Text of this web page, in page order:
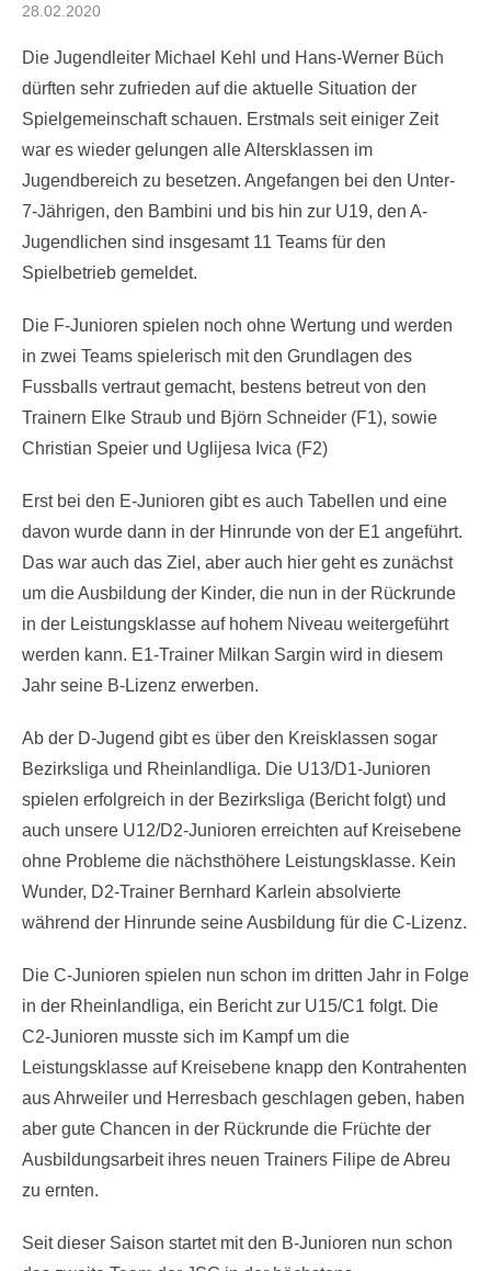
Posted
28.02.2020
Die Jugendleiter Michael Kehl und Hans-Werner Büch
dürften sehr zufrieden auf die aktuelle Situation der
Spielgemeinschaft schauen. Erstmals seit einiger Zeit
war es wieder gelungen alle Altersklassen im
Jugendbereich zu besetzen. Angefangen bei den Unter-
7-Jährigen, den Bambini und bis hin zur U19, den A-
Jugendlichen sind insgesamt 11 Teams für den
Spielbetrieb gemeldet.
Die F-Junioren spielen noch ohne Wertung und werden
in zwei Teams spielerisch mit den Grundlagen des
Fussballs vertraut gemacht, bestens betreut von den
Trainern Elke Straub und Björn Schneider (F1), sowie
Christian Speier und Uglijesa Ivica (F2)
Erst bei den E-Junioren gibt es auch Tabellen und eine
davon wurde dann in der Hinrunde von der E1 angeführt.
Das war auch das Ziel, aber auch hier geht es zunächst
um die Ausbildung der Kinder, die nun in der Rückrunde
in der Leistungsklasse auf hohem Niveau weitergeführt
werden kann. E1-Trainer Milkan Sargin wird in diesem
Jahr seine B-Lizenz erwerben.
Ab der D-Jugend gibt es über den Kreisklassen sogar
Bezirksliga und Rheinlandliga. Die U13/D1-Junioren
spielen erfolgreich in der Bezirksliga (Bericht folgt) und
auch unsere U12/D2-Junioren erreichten auf Kreisebene
ohne Probleme die nächsthöhere Leistungsklasse. Kein
Wunder, D2-Trainer Bernhard Karlein absolvierte
während der Hinrunde seine Ausbildung für die C-Lizenz.
Die C-Junioren spielen nun schon im dritten Jahr in Folge
in der Rheinlandliga, ein Bericht zur U15/C1 folgt. Die
C2-Junioren musste sich im Kampf um die
Leistungsklasse auf Kreisebene knapp den Kontrahenten
aus Ahrweiler und Herresbach geschlagen geben, haben
aber gute Chancen in der Rückrunde die Früchte der
Ausbildungsarbeit ihres neuen Trainers Filipe de Abreu
zu ernten.
Seit dieser Saison startet mit den B-Junioren nun schon